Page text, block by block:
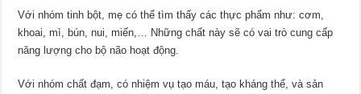
Với nhóm tinh bột, mẹ có thể tìm thấy các thực phẩm như: cơm,
khoai, mì, bún, nui, miến,… Những chất này sẽ có vai trò cung cấp
năng lượng cho bộ não hoạt động.
Với nhóm chất đạm, có nhiệm vụ tạo máu, tạo kháng thể, và sản